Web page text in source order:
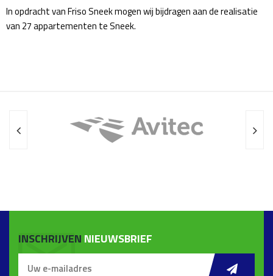
In opdracht van Friso Sneek mogen wij bijdragen aan de realisatie
van 27 appartementen te Sneek.
INSCHRIJVEN NIEUWSBRIEF